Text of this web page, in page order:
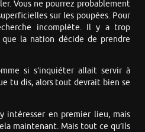
Vous ne pourrez probablement
sur les poupées. Pour
incomplète. Il y a trop
que la nation décide de prendre
si s’inquiéter allait servir à
tu dis, alors tout devrait bien se
intéresser en premier lieu, mais
maintenant. Mais tout ce qu’ils